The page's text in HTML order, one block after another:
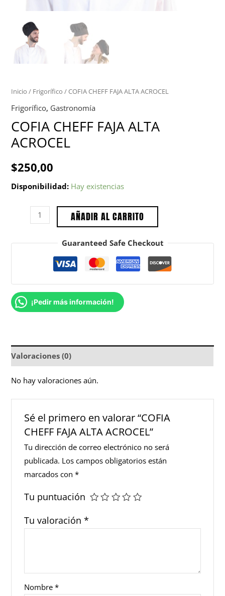
Inicio / Frigorífico / COFIA CHEFF FAJA ALTA ACROCEL
Frigorífico, Gastronomía
COFIA CHEFF FAJA ALTA
ACROCEL
$250,00
Disponibilidad: Hay existencias
AÑADIR AL CARRITO
Guaranteed Safe Checkout
¡Pedir más información!
Valoraciones (0)
No hay valoraciones aún.
Sé el primero en valorar “COFIA
CHEFF FAJA ALTA ACROCEL”
Tu dirección de correo electrónico no será
publicada. Los campos obligatorios están
marcados con *
Tu puntuación
Tu valoración *
Nombre *